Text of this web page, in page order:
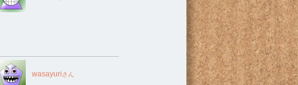
wasayuriさん